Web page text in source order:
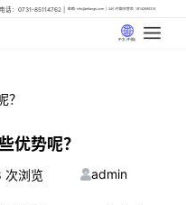
电话：0731-85114762 邮箱: info@artlangs.com 24小时翻译管家: 18142666316
中文 (中国)
？
优势呢？
次浏览 admin